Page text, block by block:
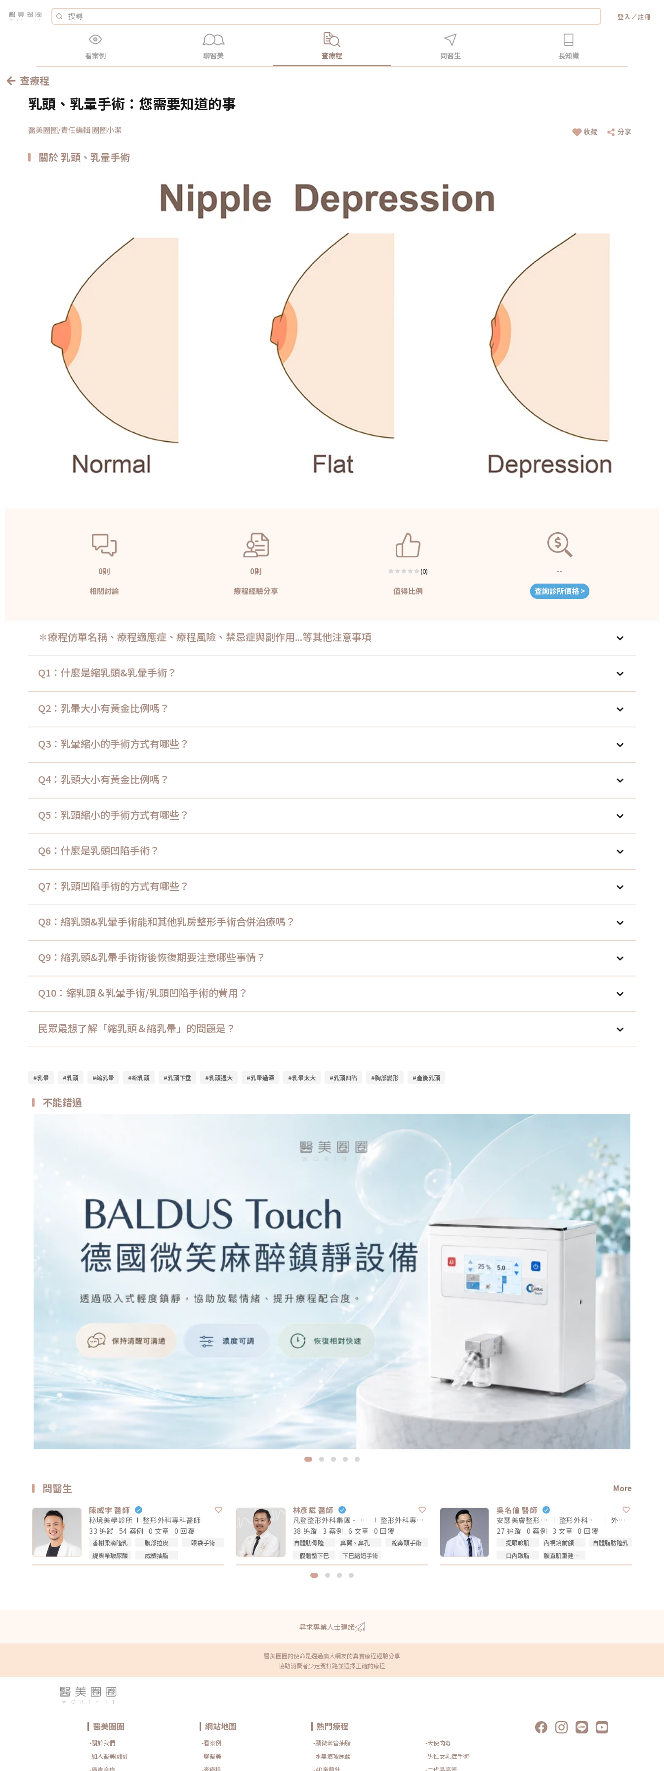
登入 ／註冊
看案例 聊醫美 查療程 問醫生 長知識
查療程
乳頭、乳暈手術：您需要知道的事
醫美圈圈/責任編輯 圈圈小潔 收藏 分享
關於 乳頭、乳暈手術
0則
相關討論
0則
療程經驗分享
(0)
值得比例
--
查詢診所價格 >
✽療程仿單名稱、療程適應症、療程風險、禁忌症與副作用...等其他注意事項
Q1：什麼是縮乳頭&乳暈手術？
Q2：乳暈大小有黃金比例嗎？
Q3：乳暈縮小的手術方式有哪些？
Q4：乳頭大小有黃金比例嗎？
Q5：乳頭縮小的手術方式有哪些？
Q6：什麼是乳頭凹陷手術？
Q7：乳頭凹陷手術的方式有哪些？
Q8：縮乳頭&乳暈手術能和其他乳房整形手術合併治療嗎？
Q9：縮乳頭&乳暈手術術後恢復期要注意哪些事情？
Q10：縮乳頭＆乳暈手術/乳頭凹陷手術的費用？
民眾最想了解「縮乳頭＆縮乳暈」的問題是？
#乳暈 #乳頭 #縮乳暈 #縮乳頭 #乳頭下垂 #乳頭過大 #乳暈過深 #乳暈太大 #乳頭凹陷 #胸部變形 #產後乳頭
不能錯過
問醫生 More
陳威宇 醫師
秘境美學診所 整形外科專科醫師
33 追蹤 54 案例 0 文章 0 回覆
香榭柔滴隆乳 腹部拉皮
眼袋手術
緹奧希玻尿酸
威塑抽脂
林彥斌 醫師
凡登整形外科集團 - 斐麗診所 整形外科專科
38 追蹤 3 案例 6 文章 0 回覆
自體肋骨隆鼻手術 鼻翼、鼻孔整型
縮鼻頭手術
假體墊下巴
下巴縮短手術
吳名倫 醫師
安瑟美膚整形外科診所 整形外科專科 醫師外科
27 追蹤 0 案例 3 文章 0 回覆
提眼瞼肌 內視鏡前額五爪拉皮手術
自體脂肪隆乳
口內取脂
腹直肌重建手術
尋求專業人士建議
醫美圈圈的使命是透過廣大網友的真實療程經驗分享
協助消費者少走冤枉路並選擇正確的療程
醫美圈圈
-關於我們
-加入醫美圈圈
網站地圖
-看案例
-聊醫美
熱門療程
-顯微套管抽脂
-天使肉毒
-水無痕玻尿酸
-男性女乳症手術